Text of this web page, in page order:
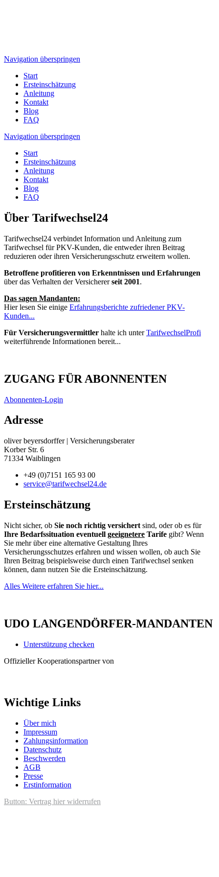
Navigation überspringen
Start
Ersteinschätzung
Anleitung
Kontakt
Blog
FAQ
Navigation überspringen
Start
Ersteinschätzung
Anleitung
Kontakt
Blog
FAQ
Über Tarifwechsel24
Tarifwechsel24 verbindet Information und Anleitung zum
Tarifwechsel für PKV-Kunden, die entweder ihren Beitrag
reduzieren oder ihren Versicherungsschutz erweitern wollen.
Betroffene profitieren von Erkenntnissen und Erfahrungen
über das Verhalten der Versichererseit 2001.
Das sagen Mandanten:
Hier lesen Sie einige Erfahrungsberichte zufriedener PKV-
Kunden...
Für Versicherungsvermittler halte ich unterTarifwechselProfi
weiterführende Informationen bereit...
ZUGANG FÜR ABONNENTEN
Abonnenten-Login
Adresse
oliver beyersdorffer | Versicherungsberater
Korber Str. 6
71334 Waiblingen
+49 (0)7151 165 93 00
service@tarifwechsel24.de
Ersteinschätzung
Nicht sicher, ob Sie noch richtig versichert sind, oder ob es für
Ihre Bedarfssituation eventuell geeignetere Tarife gibt? Wenn
Sie mehr über eine alternative Gestaltung Ihres
Versicherungsschutzes erfahren und wissen wollen, ob auch Sie
Ihren Beitrag beispielsweise durch einen Tarifwechsel senken
können, dann nutzen Sie die Ersteinschätzung.
Alles Weitere erfahren Sie hier...
UDO LANGENDÖRFER-MANDANTEN
Unterstützung checken
Offizieller Kooperationspartner von
Wichtige Links
Über mich
Impressum
Zahlungsinformation
Datenschutz
Beschwerden
AGB
Presse
Erstinformation
Button: Vertrag hier widerrufen